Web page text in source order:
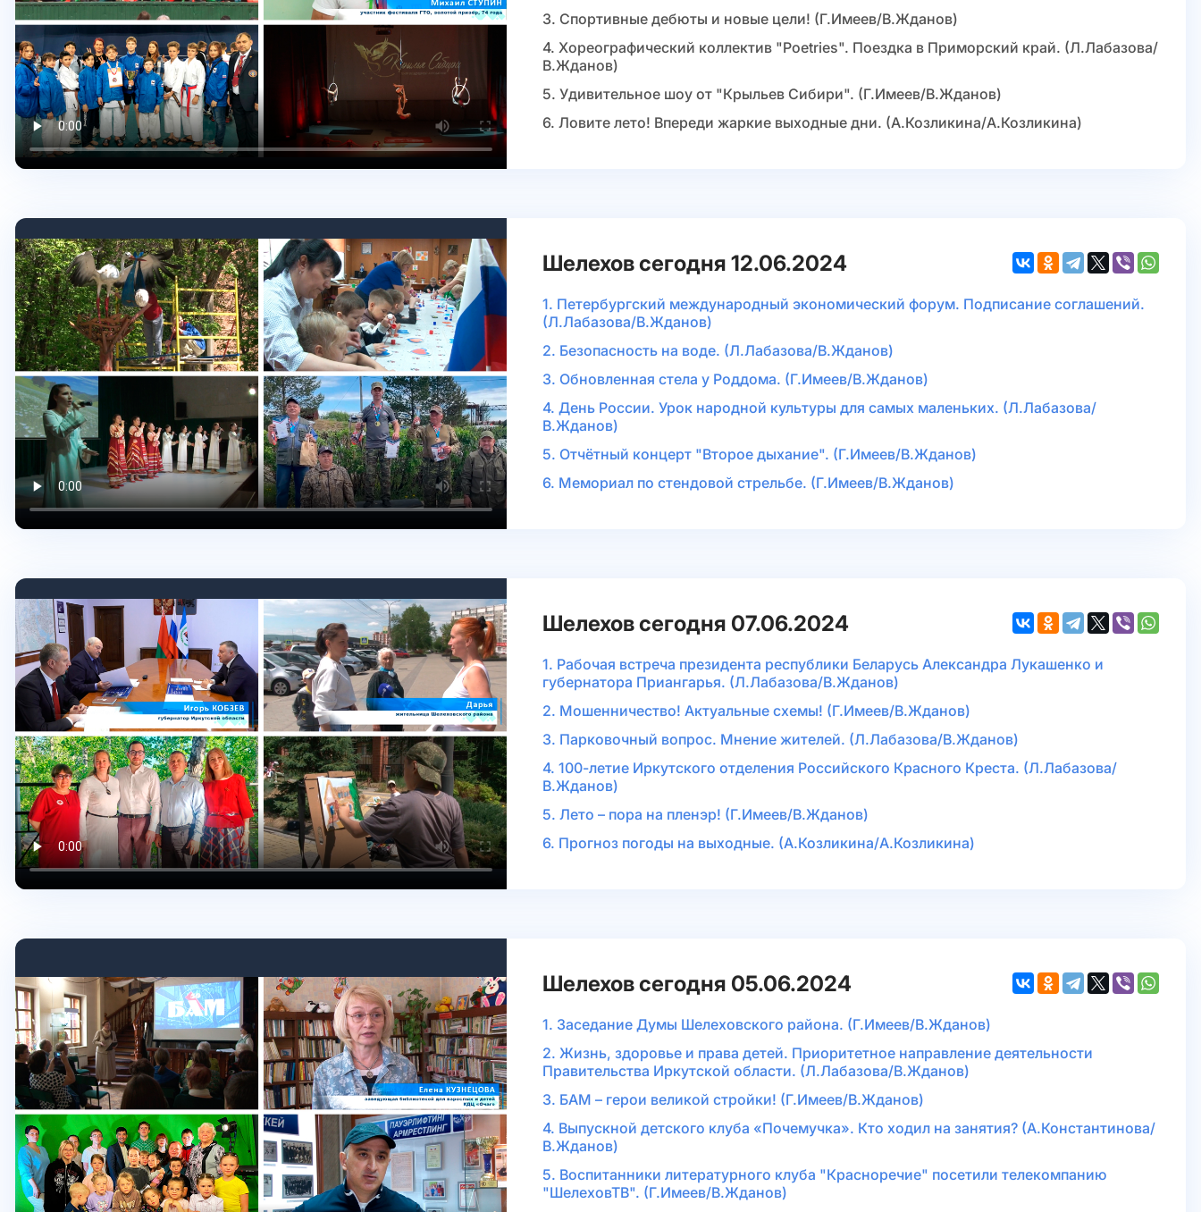
3. Спортивные дебюты и новые цели! (Г.Имеев/В.Жданов)
4. Хореографический коллектив "Poetries". Поездка в Приморский край. (Л.Лабазова/
В.Жданов)
5. Удивительное шоу от "Крыльев Сибири". (Г.Имеев/В.Жданов)
6. Ловите лето! Впереди жаркие выходные дни. (А.Козликина/А.Козликина)
Шелехов сегодня 12.06.2024
1. Петербургский международный экономический форум. Подписание соглашений.
(Л.Лабазова/В.Жданов)
2. Безопасность на воде. (Л.Лабазова/В.Жданов)
3. Обновленная стела у Роддома. (Г.Имеев/В.Жданов)
4. День России. Урок народной культуры для самых маленьких. (Л.Лабазова/
В.Жданов)
5. Отчётный концерт "Второе дыхание". (Г.Имеев/В.Жданов)
6. Мемориал по стендовой стрельбе. (Г.Имеев/В.Жданов)
Шелехов сегодня 07.06.2024
1. Рабочая встреча президента республики Беларусь Александра Лукашенко и
губернатора Приангарья. (Л.Лабазова/В.Жданов)
2. Мошенничество! Актуальные схемы! (Г.Имеев/В.Жданов)
3. Парковочный вопрос. Мнение жителей. (Л.Лабазова/В.Жданов)
4. 100-летие Иркутского отделения Российского Красного Креста. (Л.Лабазова/
В.Жданов)
5. Лето – пора на пленэр! (Г.Имеев/В.Жданов)
6. Прогноз погоды на выходные. (А.Козликина/А.Козликина)
Шелехов сегодня 05.06.2024
1. Заседание Думы Шелеховского района. (Г.Имеев/В.Жданов)
2. Жизнь, здоровье и права детей. Приоритетное направление деятельности
Правительства Иркутской области. (Л.Лабазова/В.Жданов)
3. БАМ – герои великой стройки! (Г.Имеев/В.Жданов)
4. Выпускной детского клуба «Почемучка». Кто ходил на занятия? (А.Константинова/
В.Жданов)
5. Воспитанники литературного клуба "Красноречие" посетили телекомпанию
"ШелеховТВ". (Г.Имеев/В.Жданов)